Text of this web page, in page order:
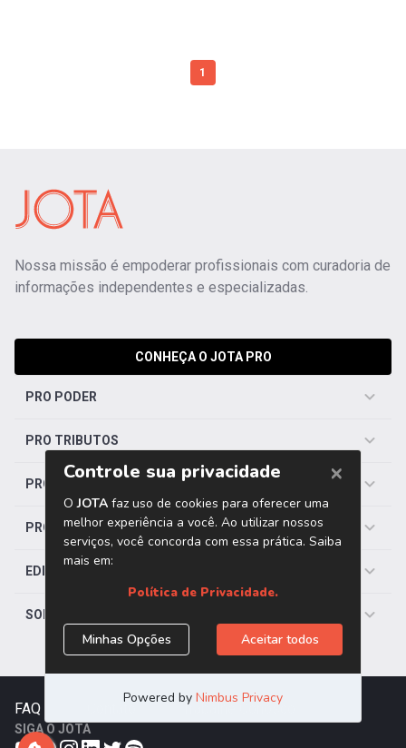
1
Nossa missão é empoderar profissionais com curadoria de
informações independentes e especializadas.
CONHEÇA O JOTA PRO
PRO PODER
PRO TRIBUTOS
PRO TRABALHISTA
PRO SAÚDE
EDITORIAS
SOBRE O JOTA
FAQ Trabalhe Conosco
SIGA O JOTA